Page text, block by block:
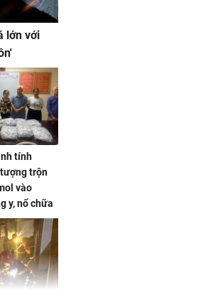
lớn với
tính
trộn
vào
y, nổ chữa